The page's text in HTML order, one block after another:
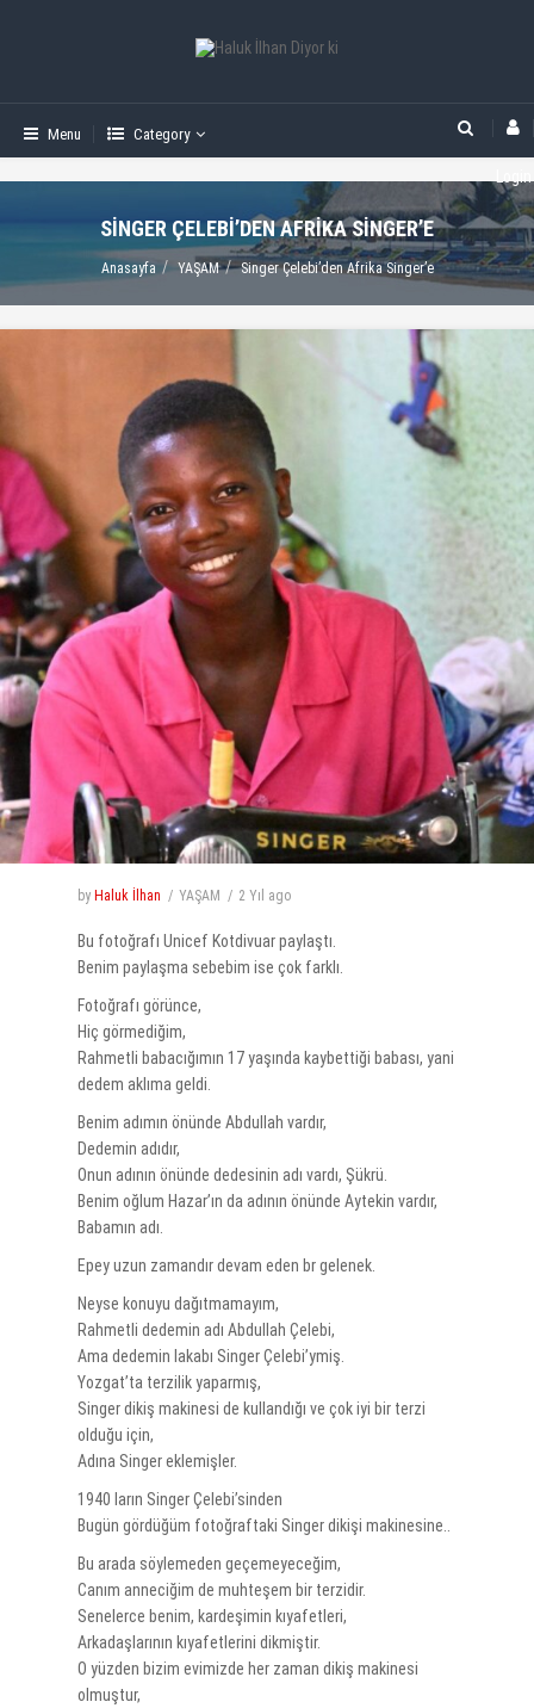
Menu Category
SINGER ÇELEBI’DEN AFRIKA SINGER’E
Anasayfa YAŞAM Singer Çelebi’den Afrika Singer’e
by Haluk İlhan YAŞAM 2 Yıl ago
Bu fotoğrafı Unicef Kotdivuar paylaştı.
Benim paylaşma sebebim ise çok farklı.
Fotoğrafı görünce,
Hiç görmediğim,
Rahmetli babacığımın 17 yaşında kaybettiği babası, yani
dedem aklıma geldi.
Benim adımın önünde Abdullah vardır,
Dedemin adıdır,
Onun adının önünde dedesinin adı vardı, Şükrü.
Benim oğlum Hazar’ın da adının önünde Aytekin vardır,
Babamın adı.
Epey uzun zamandır devam eden br gelenek.
Neyse konuyu dağıtmamayım,
Rahmetli dedemin adı Abdullah Çelebi,
Ama dedemin lakabı Singer Çelebi’ymiş.
Yozgat’ta terzilik yaparmış,
Singer dikiş makinesi de kullandığı ve çok iyi bir terzi
olduğu için,
Adına Singer eklemişler.
1940 ların Singer Çelebi’sinden
Bugün gördüğüm fotoğraftaki Singer dikişi makinesine..
Bu arada söylemeden geçemeyeceğim,
Canım anneciğim de muhteşem bir terzidir.
Senelerce benim, kardeşimin kıyafetleri,
Arkadaşlarının kıyafetlerini dikmiştir.
O yüzden bizim evimizde her zaman dikiş makinesi
olmuştur,